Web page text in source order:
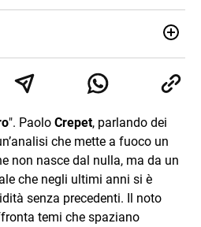
per la scrittura in un lavoro, e
fermata. L’attualità è il mio pane
". Paolo Crepet, parlando dei
che mette a fuoco un
non nasce dal nulla, ma da un
che negli ultimi anni si è
senza precedenti. Il noto
temi che spaziano